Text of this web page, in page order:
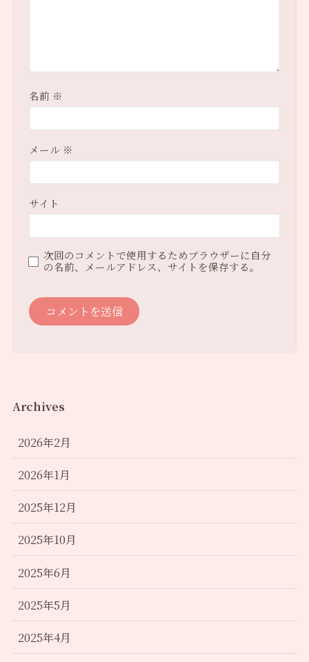
名前 ※
メール ※
サイト
次回のコメントで使用するためブラウザーに自分
の名前、メールアドレス、サイトを保存する。
Archives
2026年2月
2026年1月
2025年12月
2025年10月
2025年6月
2025年5月
2025年4月